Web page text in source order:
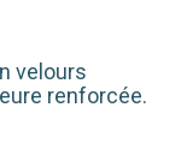
velours
renforcée.